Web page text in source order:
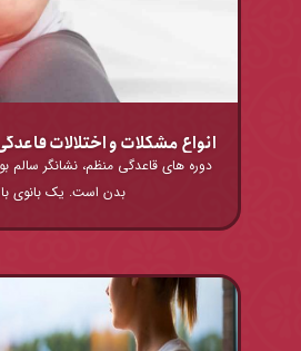
دوره های قاعدگی منظم، نشانگر سالم
بدن است. یک بانوی